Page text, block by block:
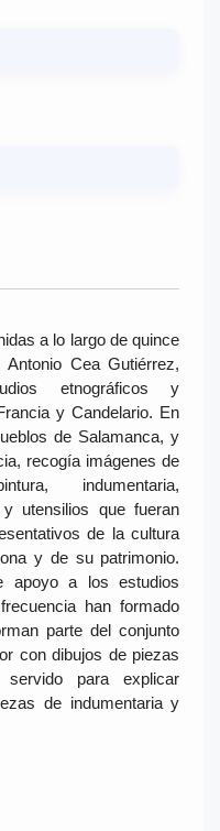
a lo largo de quince
Cea Gutiérrez,
etnográficos y
y Candelario. En
de Salamanca, y
recogía imágenes de
indumentaria,
utensilios que fueran
de la cultura
y de su patrimonio.
apoyo a los estudios
han formado
parte del conjunto
con dibujos de piezas
para explicar
de indumentaria y